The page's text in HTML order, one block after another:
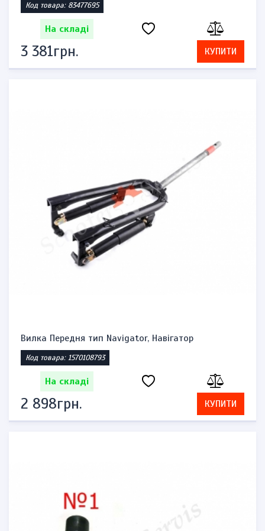
Код товара: 83477695
На складі
3 381грн. КУПИТИ
Вилка Передня тип Navigator, Навігатор
Код товара: 1570108793
На складі
2 898грн. КУПИТИ